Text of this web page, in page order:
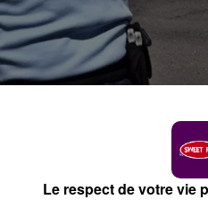
Le respect de votre vie